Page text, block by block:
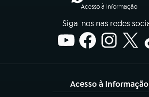
Acesso à Informação
Siga-nos nas redes
Acesso à Informação